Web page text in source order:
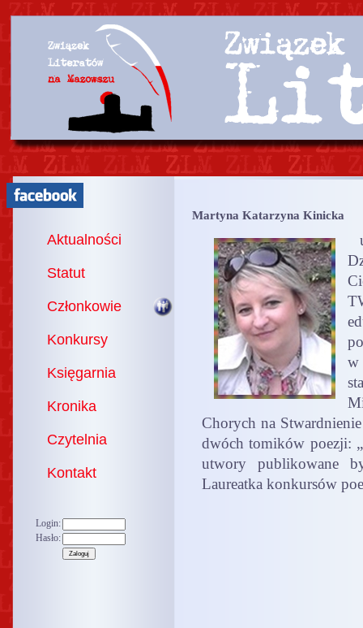
Aktualności
Statut
Członkowie
Konkursy
Księgarnia
Kronika
Czytelnia
Kontakt
Login:
Hasło:
Martyna Katarzyna Kinicka
w
Chorych na
dwóch tomików poezji:
utwory publikowane
Laureatka konkursów